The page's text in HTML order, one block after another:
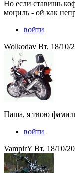
Но если ставишь
моциль - ой как
войти
Wolkodav Вт, 18/10/
Паша, я твою
войти
VampirY Вт, 18/10/